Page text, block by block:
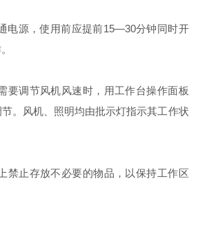
源，使用前应提前15—30分钟同时开
调节风机风速时，用工作台操作面板
节。风机、照明均由批示灯指示其工作状
止存放不必要的物品，以保持工作区